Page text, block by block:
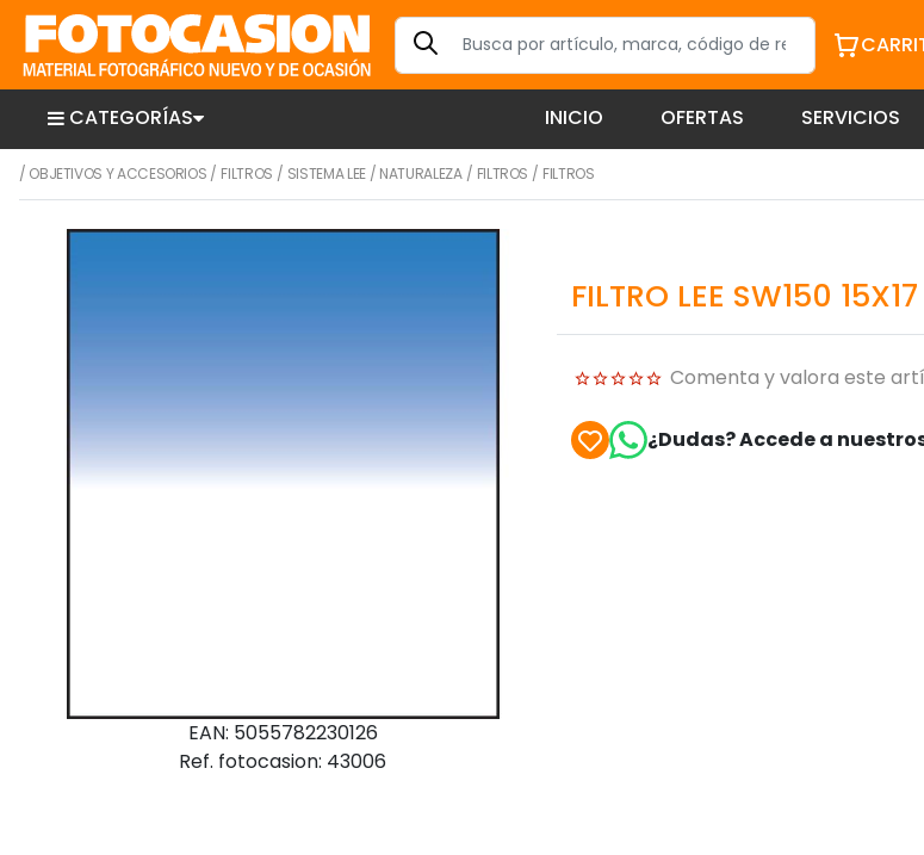
CATEGORÍAS INICIO OFERTAS SERVICIOS
/ OBJETIVOS Y ACCESORIOS / FILTROS / SISTEMA LEE / NATURALEZA/ FILTROS / FILTROS
EAN: 5055782230126
Ref. fotocasion: 43006
FILTRO LEE SW150
Comenta y valora este
¿Dudas? Accede a